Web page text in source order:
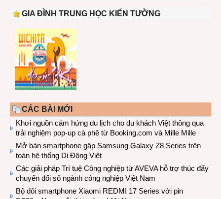
GIA ĐÌNH TRUNG HỌC KIẾN TƯỜNG
CÁC BÀI MỚI
Khơi nguồn cảm hứng du lịch cho du khách Việt thông qua
trải nghiệm pop-up cà phê từ Booking.com và Mille Mille
Mở bán smartphone gập Samsung Galaxy Z8 Series trên
toàn hệ thống Di Động Việt
Các giải pháp Trí tuệ Công nghiệp từ AVEVA hỗ trợ thúc đẩy
chuyển đổi số ngành công nghiệp Việt Nam
Bộ đôi smartphone Xiaomi REDMI 17 Series với pin